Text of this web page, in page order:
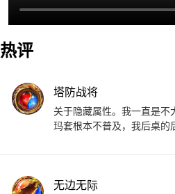
热评
塔防战将
关于隐藏属性。我一直是不
玛套根本不普及，我后桌的
无边无际